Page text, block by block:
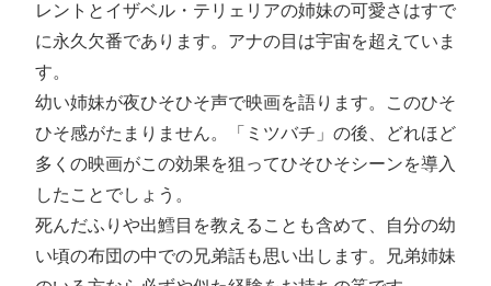
レントとイザベル・テリェリアの姉妹の可愛さはすで
に永久欠番であります。アナの目は宇宙を超えていま
す。
幼い姉妹が夜ひそひそ声で映画を語ります。このひそ
ひそ感がたまりません。「ミツバチ」の後、どれほど
多くの映画がこの効果を狙ってひそひそシーンを導入
したことでしょう。
死んだふりや出鱈目を教えることも含めて、自分の幼
い頃の布団の中での兄弟話も思い出します。兄弟姉妹